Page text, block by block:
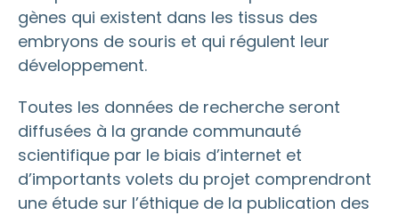
gènes qui existent dans les tissus des
embryons de souris et qui régulent leur
développement.
Toutes les données de recherche seront
diffusées à la grande communauté
scientifique par le biais d’internet et
d’importants volets du projet comprendront
une étude sur l’éthique de la publication des